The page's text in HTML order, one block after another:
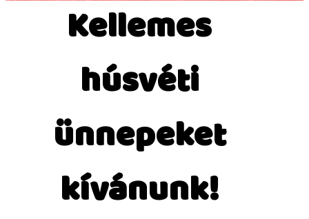
Kellemes
húsvéti
ünnepeket
kívánunk!